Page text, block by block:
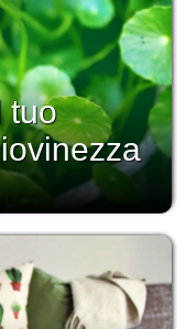
tuo